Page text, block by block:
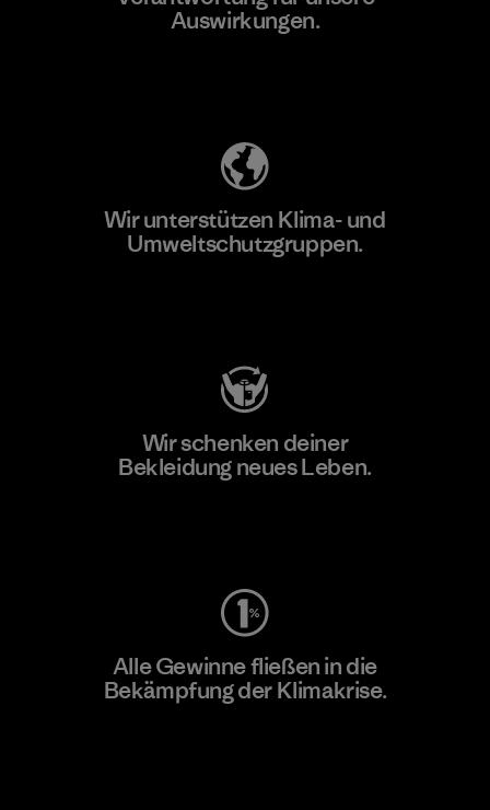
Auswirkungen.
Wir unterstützen Klima- und
Umweltschutzgruppen.
Wir schenken deiner
Bekleidung neues Leben.
Alle Gewinne fließen in die
Bekämpfung der Klimakrise.